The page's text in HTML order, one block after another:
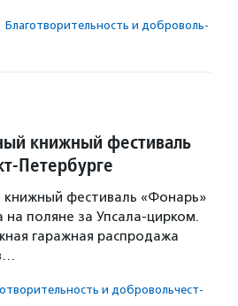
Благотвори­тель­ность и доброволь­
книжный фестиваль
Петербурге
книжный фестиваль «Фонарь»
на поляне за Упсала-цирком.
гаражная распродажа
и доброволь­чест­